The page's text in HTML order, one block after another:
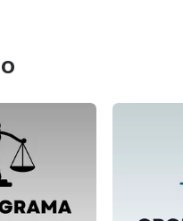
algumas questões de